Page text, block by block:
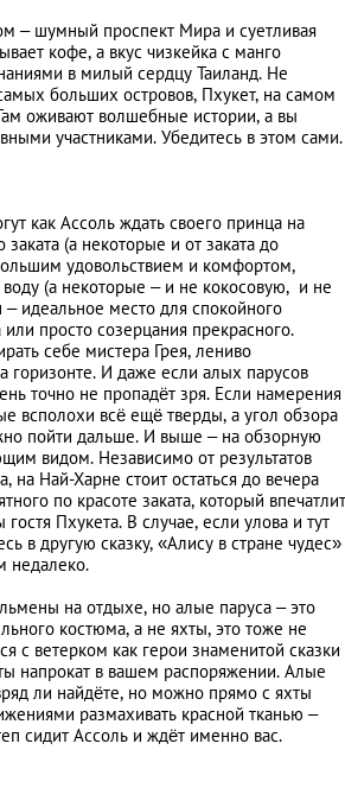
– шумный проспект Мира и суетливая
кофе, а вкус чизкейка с манго
в милый сердцу Таиланд. Не
больших островов, Пхукет, на самом
оживают волшебные истории, а вы
участниками. Убедитесь в этом сами.
как Ассоль ждать своего принца на
заката (а некоторые и от заката до
удовольствием и комфортом,
воду (а некоторые – и не кокосовую, и не
идеальное место для спокойного
просто созерцания прекрасного.
себе мистера Грея, лениво
горизонте. И даже если алых парусов
точно не пропадёт зря. Если намерения
всполохи всё ещё тверды, а угол обзора
пойти дальше. И выше – на обзорную
видом. Независимо от результатов
на Най-Харне стоит остаться до вечера
по красоте заката, который впечатлит
Пхукета. В случае, если улова и тут
в другую сказку, «Алису в стране чудес»
недалеко.
на отдыхе, но алые паруса – это
костюма, а не яхты, это тоже не
с ветерком как герои знаменитой сказки
напрокат в вашем распоряжении. Алые
ли найдёте, но можно прямо с яхты
размахивать красной тканью –
сидит Ассоль и ждёт именно вас.